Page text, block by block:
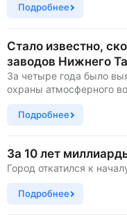
Подробнее
Стало известно,
заводов Нижнего
За четыре года было
охраны атмосферного
Подробнее
За 10 лет
Город откатился к
Подробнее